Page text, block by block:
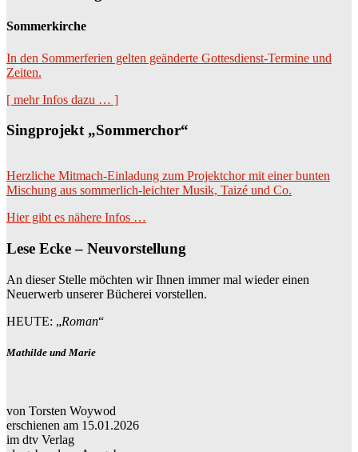
Sommerkirche
In den Sommerferien gelten geänderte Gottesdienst-Termine und
Zeiten.
[ mehr Infos dazu … ]
Singprojekt „Sommerchor“
Herzliche Mitmach-Einladung zum Projektchor mit einer bunten
Mischung aus sommerlich-leichter Musik, Taizé und Co.
Hier gibt es nähere Infos …
Lese Ecke – Neuvorstellung
An dieser Stelle möchten wir Ihnen immer mal wieder einen
Neuerwerb unserer Bücherei vorstellen.
HEUTE: „Roman“
Mathilde und Marie
von Torsten Woywod
erschienen am 15.01.2026
im dtv Verlag